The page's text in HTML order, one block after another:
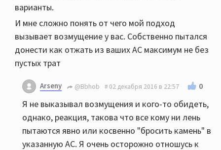
варианты.
И мне сложно понять от чего мой подход
вызывает возмущение у вас. Собственно пытался
донести как отжать из ваших АС максимум не без
пустых трат
Arseny @Bbhob 02 декабря 2016 в 22:57 0
Я не выказывал возмущения и кого-то обидеть,
однако, реакция, такова что все кому ни лень
пытаются явно или косвенно "бросить камень" в
указанную АС. Я очень осторожно отношусь к